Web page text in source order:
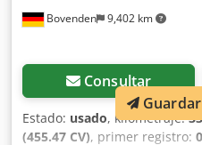
Bovenden 9,402 km
Consultar
Estado: usado, kilometraje:
(455.47 CV), primer registro: